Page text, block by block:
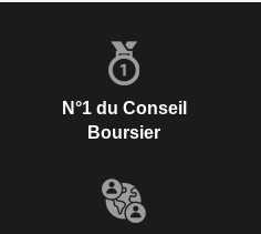
N°1 du Conseil
Boursier